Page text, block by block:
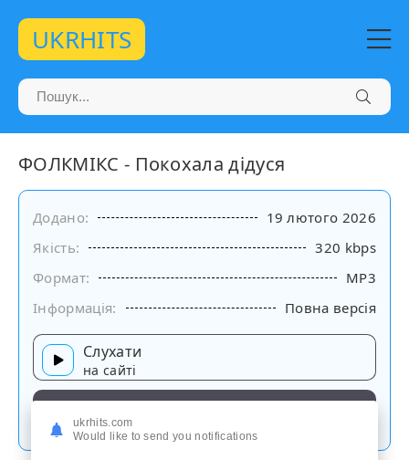
UKRHITS
ФОЛКМІКС - Покохала дідуся
Додано:
19 лютого 2026
Якість:
320 kbps
Формат:
MP3
Інформація:
Повна версія
Слухати
на сайті
ukrhits.com
Would like to send you notifications